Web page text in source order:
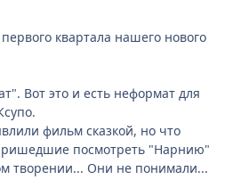
квартала нашего нового
Вот это и есть неформат для
фильм сказкой, но что
посмотреть "Нарнию"
творении... Они не понимали...